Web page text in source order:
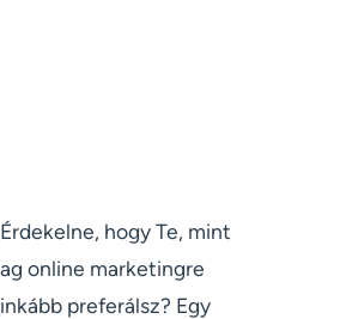
hogy Te, mint
online marketingre
preferálsz? Egy